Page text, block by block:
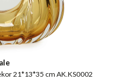
21*13*35 cm AK.KS0002